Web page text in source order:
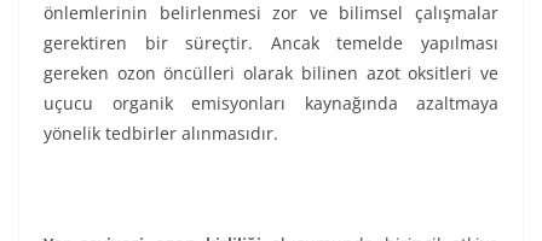
önlemlerinin belirlenmesi zor ve bilimsel çalışmalar
gerektiren bir süreçtir. Ancak temelde yapılması
gereken ozon öncülleri olarak bilinen azot oksitleri ve
uçucu organik emisyonları kaynağında azaltmaya
yönelik tedbirler alınmasıdır.